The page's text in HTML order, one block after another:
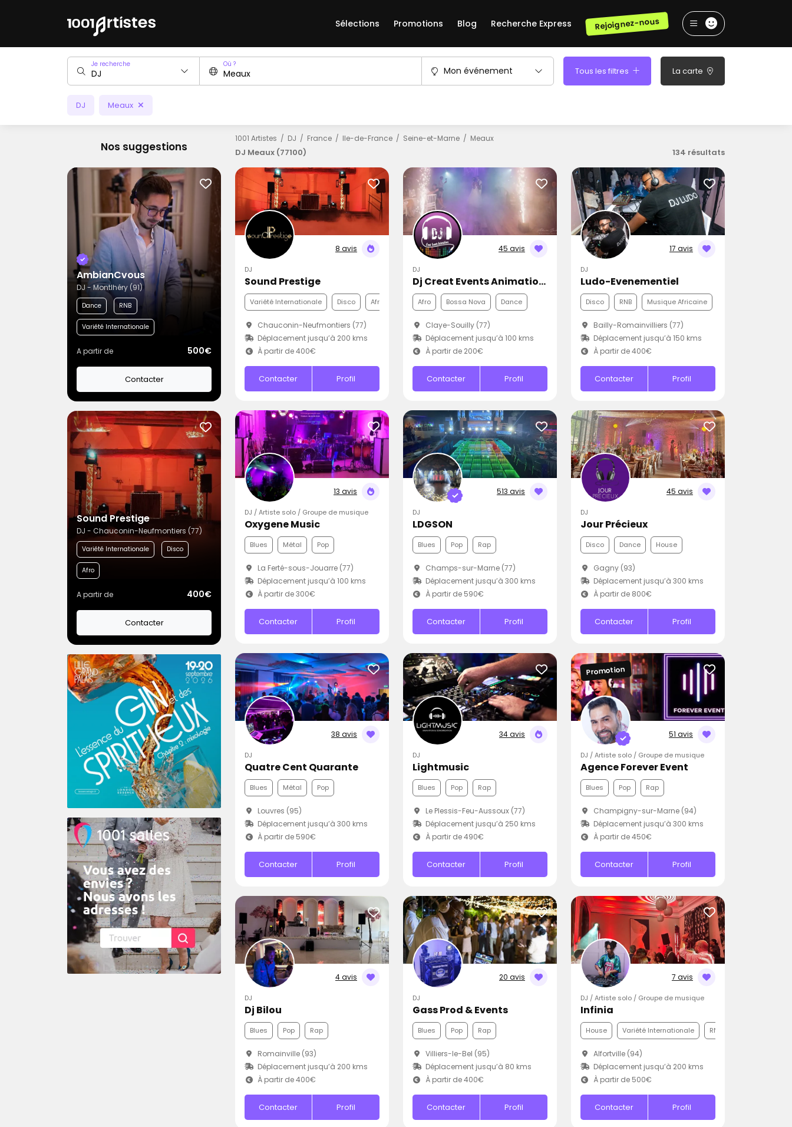
Sélections Promotions Blog Recherche Express Rejoignez-nous
Je recherche Où ?
Mon événement Tous les filtres La carte
DJ Meaux
Nos suggestions
AmbianCvous
DJ - Montlhéry (91)
Dance RNB
Variété Internationale
A partir de 500€
Contacter
Sound Prestige
DJ - Chauconin-Neufmontiers (77)
Variété Internationale Disco
Afro
A partir de 400€
Contacter
1001 Artistes DJ France Ile-de-France Seine-et-Marne Meaux
DJ Meaux (77100) 134 résultats
8 avis
DJ
Sound Prestige
Variété Internationale Disco Afro
Chauconin-Neufmontiers (77)
Déplacement jusqu’à 200 kms
À partir de 400€
Contacter Profil
45 avis
DJ
Dj Creat Events Animations
Afro Bossa Nova Dance
Claye-Souilly (77)
Déplacement jusqu’à 100 kms
À partir de 200€
Contacter Profil
17 avis
DJ
Ludo-Evenementiel
Disco RNB Musique Africaine
Bailly-Romainvilliers (77)
Déplacement jusqu’à 150 kms
À partir de 400€
Contacter Profil
13 avis
DJ / Artiste solo / Groupe de musique
Oxygene Music
Blues Métal Pop
La Ferté-sous-Jouarre (77)
Déplacement jusqu’à 100 kms
À partir de 300€
Contacter Profil
513 avis
DJ
LDGSON
Blues Pop Rap
Champs-sur-Marne (77)
Déplacement jusqu’à 300 kms
À partir de 590€
Contacter Profil
45 avis
DJ
Jour Précieux
Disco Dance House
Gagny (93)
Déplacement jusqu’à 300 kms
À partir de 800€
Contacter Profil
38 avis
DJ
Quatre Cent Quarante
Blues Métal Pop
Louvres (95)
Déplacement jusqu’à 300 kms
À partir de 590€
Contacter Profil
34 avis
DJ
Lightmusic
Blues Pop Rap
Le Plessis-Feu-Aussoux (77)
Déplacement jusqu’à 250 kms
À partir de 490€
Contacter Profil
51 avis
Promotion
DJ / Artiste solo / Groupe de musique
Agence Forever Event
Blues Pop Rap
Champigny-sur-Marne (94)
Déplacement jusqu’à 300 kms
À partir de 450€
Contacter Profil
4 avis
DJ
Dj Bilou
Blues Pop Rap
Romainville (93)
Déplacement jusqu’à 200 kms
À partir de 400€
Contacter Profil
20 avis
DJ
Gass Prod & Events
Blues Pop Rap
Villiers-le-Bel (95)
Déplacement jusqu’à 80 kms
À partir de 400€
Contacter Profil
7 avis
DJ / Artiste solo / Groupe de musique
Infinia
House Variété Internationale RNB
Alfortville (94)
Déplacement jusqu’à 200 kms
À partir de 500€
Contacter Profil